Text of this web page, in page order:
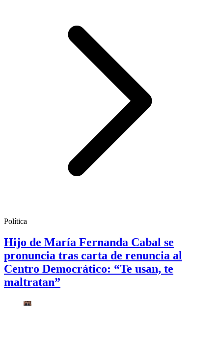
Política
Hijo de María Fernanda Cabal se
pronuncia tras carta de renuncia al
Centro Democrático: “Te usan, te
maltratan”